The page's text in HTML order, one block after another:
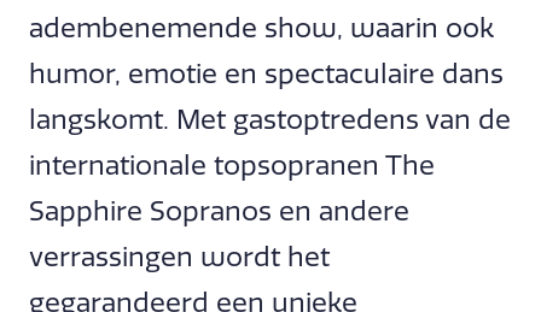
adembenemende show, waarin ook
humor, emotie en spectaculaire dans
langskomt. Met gastoptredens van de
internationale topsopranen The
Sapphire Sopranos en andere
verrassingen wordt het
gegarandeerd een unieke